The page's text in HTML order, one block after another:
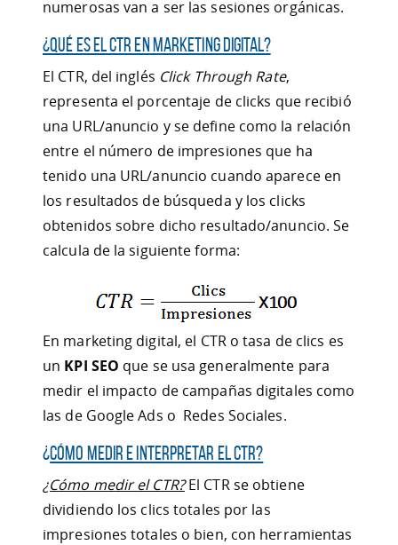
numerosas van a ser las sesiones orgánicas.
¿Qué es el CTR en marketing digital?
El CTR, del inglés Click Through Rate,
representa el porcentaje de clicks que recibió
una URL/anuncio y se define como la relación
entre el número de impresiones que ha
tenido una URL/anuncio cuando aparece en
los resultados de búsqueda y los clicks
obtenidos sobre dicho resultado/anuncio. Se
calcula de la siguiente forma:
En marketing digital, el CTR o tasa de clics es
un KPI SEO que se usa generalmente para
medir el impacto de campañas digitales como
las de Google Ads o Redes Sociales.
¿Cómo medir e interpretar el CTR?
¿Cómo medir el CTR?El CTR se obtiene
dividiendo los clics totales por las
impresiones totales o bien, con herramientas